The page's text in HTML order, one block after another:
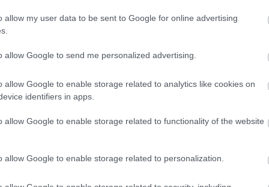
allow my user data to be sent to Google for online advertising
allow Google to send me personalized advertising.
allow Google to enable storage related to analytics like cookies on
identifiers in apps.
allow Google to enable storage related to functionality of the website
allow Google to enable storage related to personalization.
A szülők szerint az óvoda udvarának
a szomszédos Mozaik Suli, ami
A jelenlegi városvezetéstől azt kérik,
nagyobb szabadtéri területet
Suli Szülői Munkaközössége az alábbi
állításokat tartalmaz, amelyek valótlanok.